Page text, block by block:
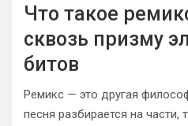
Что такое
сквозь призму
битов
Ремикс — это другая
песня разбирается на части,